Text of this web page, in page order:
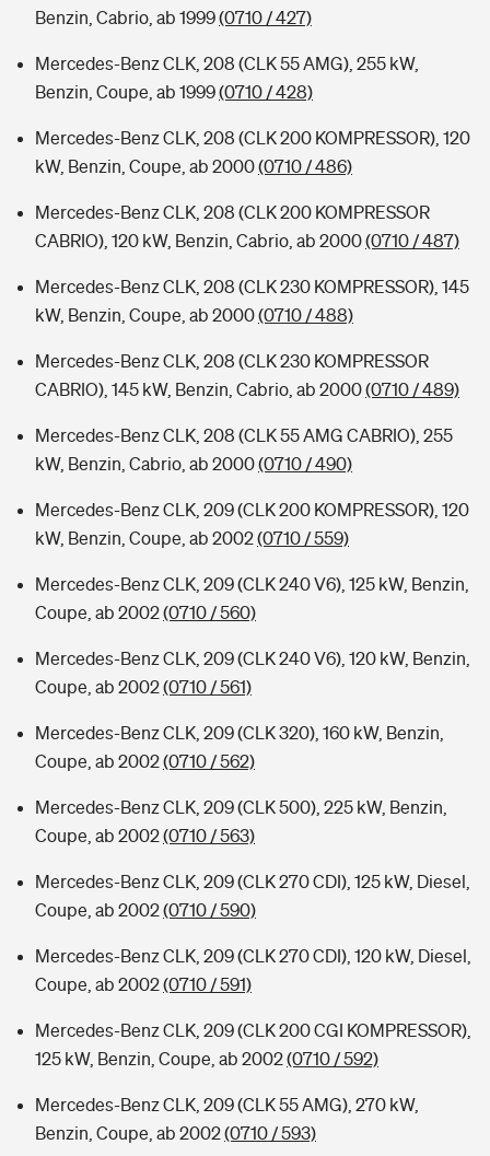
Benzin, Cabrio, ab 1999(0710 / 427)
Mercedes-Benz CLK, 208 (CLK 55 AMG), 255 kW,
Benzin, Coupe, ab 1999(0710 / 428)
Mercedes-Benz CLK, 208 (CLK 200 KOMPRESSOR), 120
kW, Benzin, Coupe, ab 2000(0710 / 486)
Mercedes-Benz CLK, 208 (CLK 200 KOMPRESSOR
CABRIO), 120 kW, Benzin, Cabrio, ab 2000(0710 / 487)
Mercedes-Benz CLK, 208 (CLK 230 KOMPRESSOR), 145
kW, Benzin, Coupe, ab 2000(0710 / 488)
Mercedes-Benz CLK, 208 (CLK 230 KOMPRESSOR
CABRIO), 145 kW, Benzin, Cabrio, ab 2000(0710 / 489)
Mercedes-Benz CLK, 208 (CLK 55 AMG CABRIO), 255
kW, Benzin, Cabrio, ab 2000(0710 / 490)
Mercedes-Benz CLK, 209 (CLK 200 KOMPRESSOR), 120
kW, Benzin, Coupe, ab 2002(0710 / 559)
Mercedes-Benz CLK, 209 (CLK 240 V6), 125 kW, Benzin,
Coupe, ab 2002(0710 / 560)
Mercedes-Benz CLK, 209 (CLK 240 V6), 120 kW, Benzin,
Coupe, ab 2002(0710 / 561)
Mercedes-Benz CLK, 209 (CLK 320), 160 kW, Benzin,
Coupe, ab 2002(0710 / 562)
Mercedes-Benz CLK, 209 (CLK 500), 225 kW, Benzin,
Coupe, ab 2002(0710 / 563)
Mercedes-Benz CLK, 209 (CLK 270 CDI), 125 kW, Diesel,
Coupe, ab 2002(0710 / 590)
Mercedes-Benz CLK, 209 (CLK 270 CDI), 120 kW, Diesel,
Coupe, ab 2002(0710 / 591)
Mercedes-Benz CLK, 209 (CLK 200 CGI KOMPRESSOR),
125 kW, Benzin, Coupe, ab 2002(0710 / 592)
Mercedes-Benz CLK, 209 (CLK 55 AMG), 270 kW,
Benzin, Coupe, ab 2002(0710 / 593)